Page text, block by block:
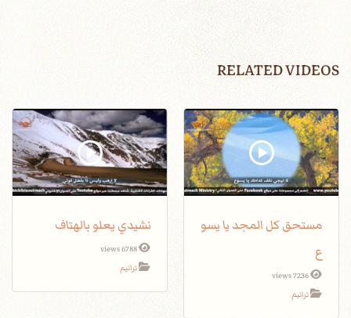
RELATED VIDEOS
مستحق كل المجد يا يسو
ع
7236 views
ترانيم
نشيدي يعلو بالهتاف
6788 views
ترانيم